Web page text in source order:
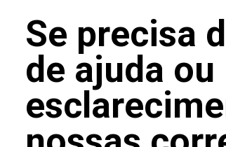
Se precisa
de ajuda ou